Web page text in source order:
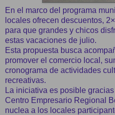
En el marco del programa
locales ofrecen descuentos,
para que grandes y chicos
estas vacaciones de julio.
Esta propuesta busca
promover el comercio local,
cronograma de actividades
recreativas.
La iniciativa es posible
Centro Empresario Regional
nuclea a los locales